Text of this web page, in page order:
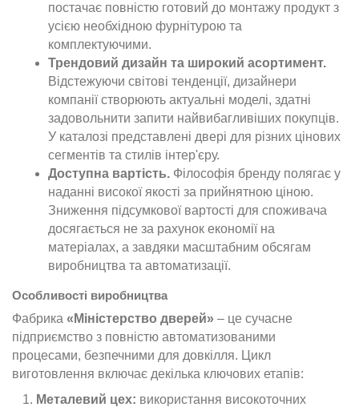
постачає повністю готовий до монтажу продукт з
усією необхідною фурнітурою та
комплектуючими.
Трендовий дизайн та широкий асортимент.
Відстежуючи світові тенденції, дизайнери
компанії створюють актуальні моделі, здатні
задовольнити запити найвибагливіших покупців.
У каталозі представлені двері для різних цінових
сегментів та стилів інтер'єру.
Доступна вартість. Філософія бренду полягає у
наданні високої якості за прийнятною ціною.
Зниження підсумкової вартості для споживача
досягається не за рахунок економії на
матеріалах, а завдяки масштабним обсягам
виробництва та автоматизації.
Особливості виробництва
Фабрика «Міністерство дверей» – це сучасне
підприємство з повністю автоматизованими
процесами, безпечними для довкілля. Цикл
виготовлення включає декілька ключових етапів:
Металевий цех: використання високоточних